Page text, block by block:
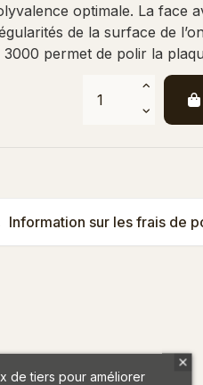
optimale. La face
de la surface de
3000 permet de polir la
Information sur les frais de
de tiers pour améliorer